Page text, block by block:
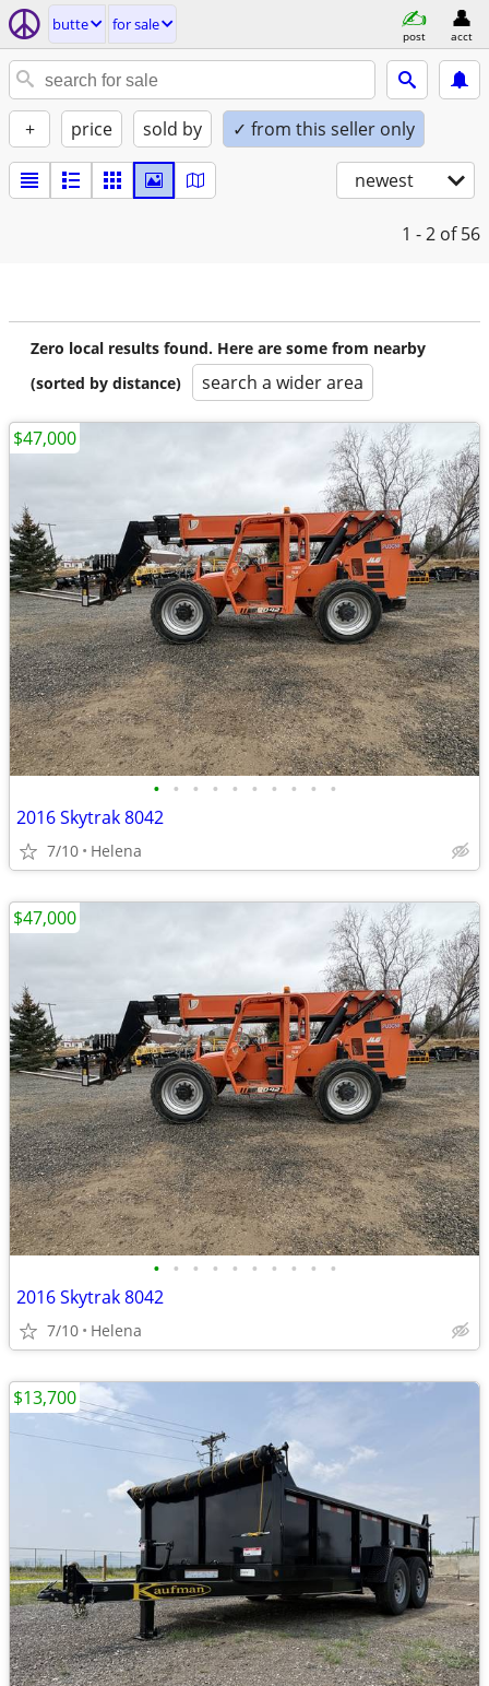
butte for sale
post acct
+ price sold by ✓ from this seller only
newest
1 - 2 of 56
Zero local results found. Here are some from nearby
(sorted by distance)
search a wider area
• • • • • • • • • •
2016 Skytrak 8042
7/10 Helena
$47,000
• • • • • • • • • •
2016 Skytrak 8042
7/10 Helena
$47,000
$13,700